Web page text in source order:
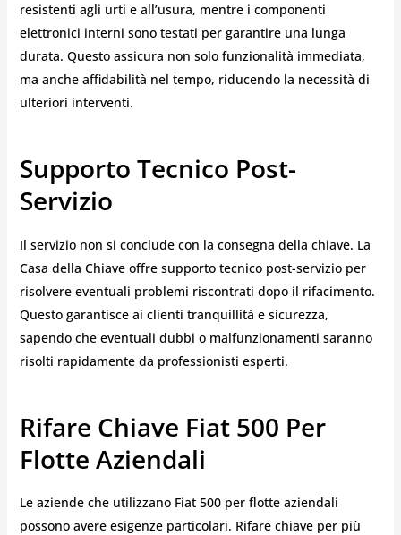
resistenti agli urti e all’usura, mentre i componenti
elettronici interni sono testati per garantire una lunga
durata. Questo assicura non solo funzionalità immediata,
ma anche affidabilità nel tempo, riducendo la necessità di
ulteriori interventi.
Supporto Tecnico Post-
Servizio
Il servizio non si conclude con la consegna della chiave. La
Casa della Chiave offre supporto tecnico post-servizio per
risolvere eventuali problemi riscontrati dopo il rifacimento.
Questo garantisce ai clienti tranquillità e sicurezza,
sapendo che eventuali dubbi o malfunzionamenti saranno
risolti rapidamente da professionisti esperti.
Rifare Chiave Fiat 500 Per
Flotte Aziendali
Le aziende che utilizzano Fiat 500 per flotte aziendali
possono avere esigenze particolari. Rifare chiave per più